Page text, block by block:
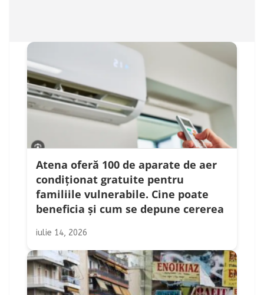
Atena oferă 100 de aparate de aer
condiționat gratuite pentru
familiile vulnerabile. Cine poate
beneficia și cum se depune cererea
iulie 14, 2026